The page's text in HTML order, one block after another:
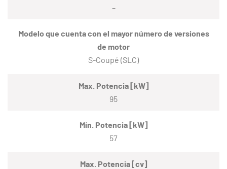
–
Modelo que cuenta con el mayor número de versiones
de motor
S-Coupé (SLC)
Max. Potencia [kW]
95
Mín. Potencia [kW]
57
Max. Potencia [cv]